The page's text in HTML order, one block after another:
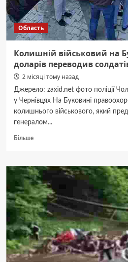
Область
Колишній військовий на
доларів переводив
2 місяці тому назад
Джерело: zaxid.net фото поліції
у Чернівцях На Буковині
колишнього військового, який
генералом...
БільшеДокладніше
військовий
на
Буковині
за
6
тис.
доларів
переводив
солдатів
у